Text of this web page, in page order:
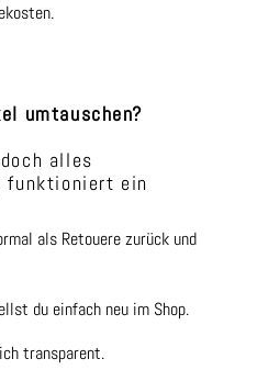
umtauschen?
alles
funktioniert ein
als Retouere zurück und
du einfach neu im Shop.
transparent.